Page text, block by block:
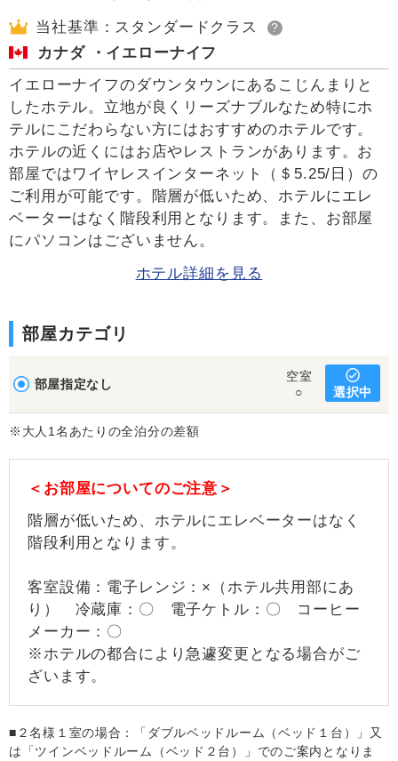
当社基準：スタンダードクラス ?
カナダ ・イエローナイフ
イエローナイフのダウンタウンにあるこじんまりと
したホテル。立地が良くリーズナブルなため特にホ
テルにこだわらない方にはおすすめのホテルです。
ホテルの近くにはお店やレストランがあります。お
部屋ではワイヤレスインターネット（＄5.25/日）の
ご利用が可能です。階層が低いため、ホテルにエレ
ベーターはなく階段利用となります。また、お部屋
にパソコンはございません。
ホテル詳細を見る
部屋カテゴリ
部屋指定なし
空室
○
選択中
※大人1名あたりの全泊分の差額
＜お部屋についてのご注意＞
階層が低いため、ホテルにエレベーターはなく
階段利用となります。
客室設備：電子レンジ：×（ホテル共用部にあ
り） 冷蔵庫：〇 電子ケトル：〇 コーヒー
メーカー：〇
※ホテルの都合により急遽変更となる場合がご
ざいます。
■２名様１室の場合：「ダブルベッドルーム（ベッド１台）」又
は「ツインベッドルーム（ベッド２台）」でのご案内となりま